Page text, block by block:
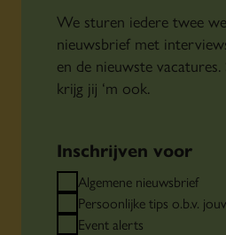
We sturen iedere twee
nieuwsbrief met
en de nieuwste
krijg jij ‘m ook.
Inschrijven voor
Algemene nieuwsbrief
Persoonlijke tips o.b.v.
Event alerts